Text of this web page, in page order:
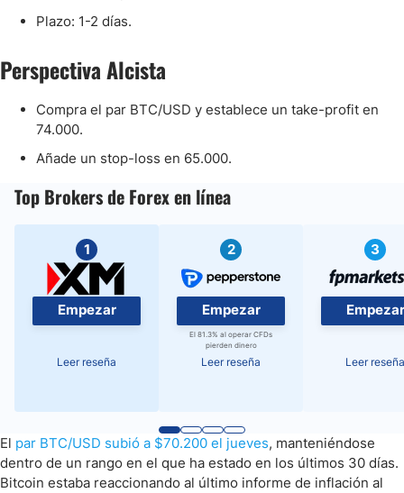
Plazo: 1-2 días.
Perspectiva Alcista
Compra el par BTC/USD y establece un take-profit en
74.000.
Añade un stop-loss en 65.000.
Top Brokers de Forex en línea
1
Empezar
Leer reseña
2
Empezar
El 81.3% al operar CFDs
pierden dinero
Leer reseña
3
Empezar
Leer reseña
El par BTC/USD subió a $70.200 el jueves, manteniéndose
dentro de un rango en el que ha estado en los últimos 30 días.
Bitcoin estaba reaccionando al último informe de inflación al